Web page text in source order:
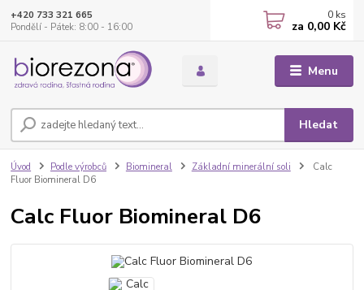
Menu
Hledat
+420 733 321 665
Pondělí - Pátek: 8:00 - 16:00
0 ks
za 0,00 Kč
Úvod Podle výrobců Biomineral Základní minerální soli
Calc
Fluor Biomineral D6
Calc Fluor Biomineral D6